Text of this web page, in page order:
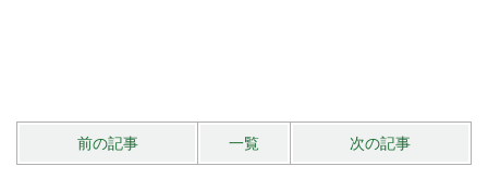
前の記事 一覧 次の記事